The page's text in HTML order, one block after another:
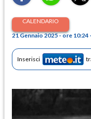
CALENDARIO
21 Gennaio 2025 - ore
Inserisci